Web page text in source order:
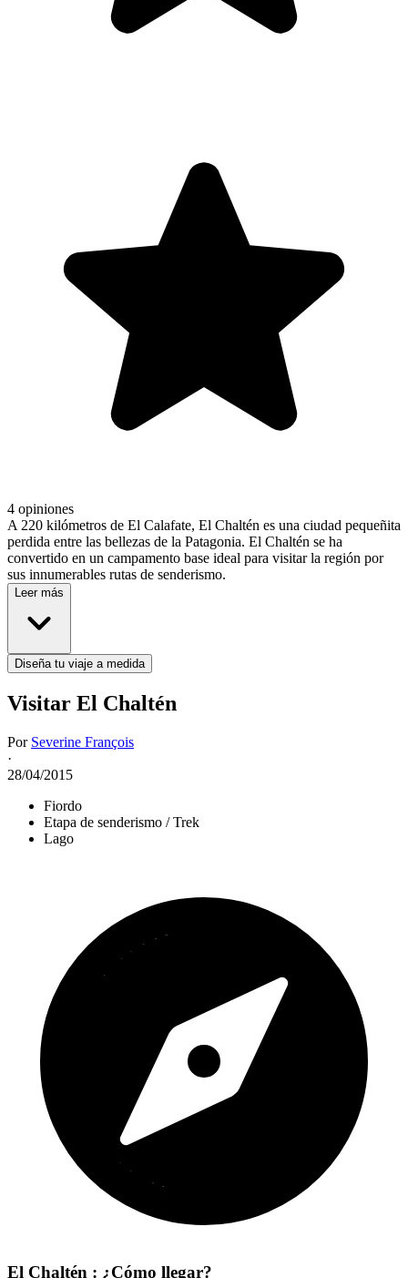
4 opiniones
A 220 kilómetros de El Calafate, El Chaltén es una ciudad pequeñita
perdida entre las bellezas de la Patagonia. El Chaltén se ha
convertido en un campamento base ideal para visitar la región por
sus innumerables rutas de senderismo.
Leer más
Diseña tu viaje a medida
Visitar El Chaltén
Por Severine François
·
28/04/2015
Fiordo
Etapa de senderismo / Trek
Lago
El Chaltén : ¿Cómo llegar?